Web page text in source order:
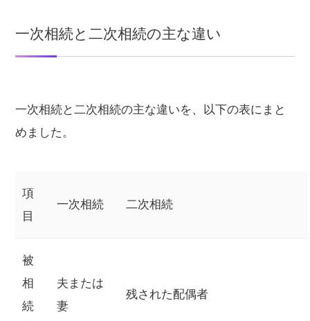
一次相続と二次相続の主な違い
一次相続と二次相続の主な違いを、以下の表にまと
めました。
項
目
一次相続 二次相続
被
相
続
夫または
妻
残された配偶者